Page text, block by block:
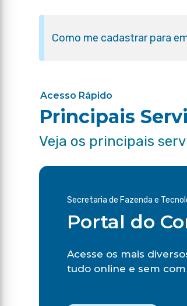
Como me cadastrar para
Acesso Rápido
Principais
Veja os principais
Secretaria de Fazenda e
Portal do
Acesse os mais
tudo online e sem